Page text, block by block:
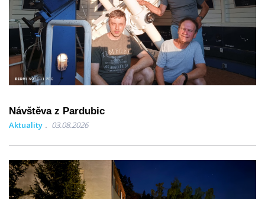
Návštěva z Pardubic
Aktuality 03.08.2026